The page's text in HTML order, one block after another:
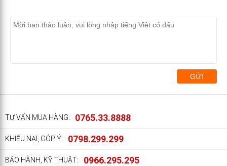
GỬI
TƯ VẤN MUA HÀNG: 0765.33.8888
KHIẾU NẠI, GÓP Ý: 0798.299.299
BẢO HÀNH, KỸ THUẬT: 0966.295.295